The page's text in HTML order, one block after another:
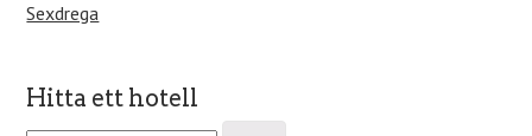
Sexdrega
Hitta ett hotell